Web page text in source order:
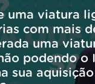
uma viatura
com mais
uma
podendo o
sua